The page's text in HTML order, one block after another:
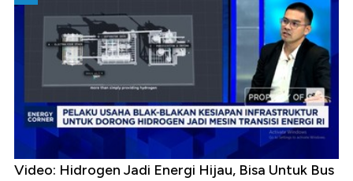
Video: Hidrogen Jadi Energi Hijau, Bisa Untuk Bus